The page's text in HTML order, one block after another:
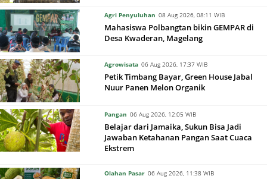
Agri Penyuluhan 08 Aug 2026, 08:11 WIB
Mahasiswa Polbangtan bikin GEMPAR di
Desa Kwaderan, Magelang
Agrowisata 06 Aug 2026, 17:37 WIB
Petik Timbang Bayar, Green House Jabal
Nuur Panen Melon Organik
Pangan 06 Aug 2026, 12:05 WIB
Belajar dari Jamaika, Sukun Bisa Jadi
Jawaban Ketahanan Pangan Saat Cuaca
Ekstrem
Olahan Pasar 06 Aug 2026, 11:38 WIB